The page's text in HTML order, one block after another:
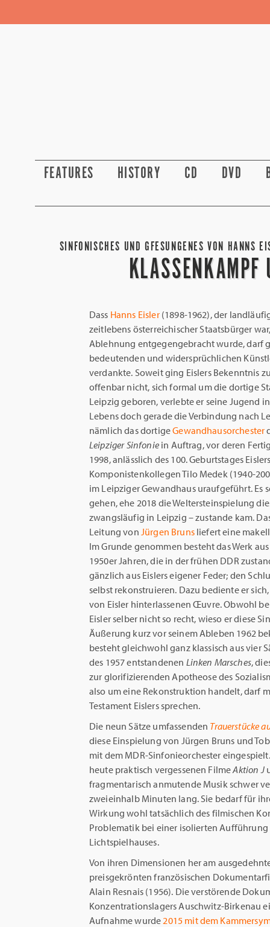
FEATURES HISTORY CD DVD
SINFONISCHES UND GFESUNGENES VON HANNS
KLASSENKAMPF
Dass Hanns Eisler(1898-1962), der
zeitlebens österreichischer Staatsbürger
Ablehnung entgegengebracht wurde, darf
bedeutenden und widersprüchlichen
verdankte. Soweit ging Eislers Bekenntnis
offenbar nicht, sich formal um die dortige
Leipzig geboren, verlebte er seine Jugend
Lebens doch gerade die Verbindung nach
nämlich das dortigeGewandhausorchester
Leipziger Sinfoniein Auftrag, vor deren
1998, anlässlich des 100. Geburtstages
Komponistenkollegen Tilo Medek (1940-
im Leipziger Gewandhaus uraufgeführt. Es
gehen, ehe 2018 die Weltersteinspielung
zwangsläufig in Leipzig – zustande kam.
Leitung von Jürgen Brunsliefert eine
Im Grunde genommen besteht das Werk
1950er Jahren, die in der frühen DDR
gänzlich aus Eislers eigener Feder; den
selbst rekonstruieren. Dazu bediente er
von Eisler hinterlassenen Œuvre. Obwohl
Eisler selber nicht so recht, wieso er diese
Äußerung kurz vor seinem Ableben 1962
besteht gleichwohl ganz klassisch aus vier
des 1957 entstandenen Linken Marsches,
zur glorifizierenden Apotheose des
also um eine Rekonstruktion handelt, darf
Testament Eislers sprechen.
Die neun Sätze umfassenden Trauerstücke
diese Einspielung von Jürgen Bruns und
mit dem MDR-Sinfonieorchester
heute praktisch vergessenen FilmeAktion J
fragmentarisch anmutende Musik schwer
zweieinhalb Minuten lang. Sie bedarf für
Wirkung wohl tatsächlich des filmischen
Problematik bei einer isolierten
Lichtspielhauses.
Von ihren Dimensionen her am
preisgekrönten französischen
Alain Resnais (1956). Die verstörende
Konzentrationslagers Auschwitz-Birkenau
Aufnahme wurde2015 mit dem